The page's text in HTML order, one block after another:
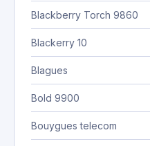
Blackberry Torch 9860
Blackerry 10
Blagues
Bold 9900
Bouygues telecom